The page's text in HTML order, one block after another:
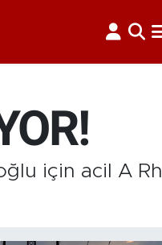
için acil A Rh